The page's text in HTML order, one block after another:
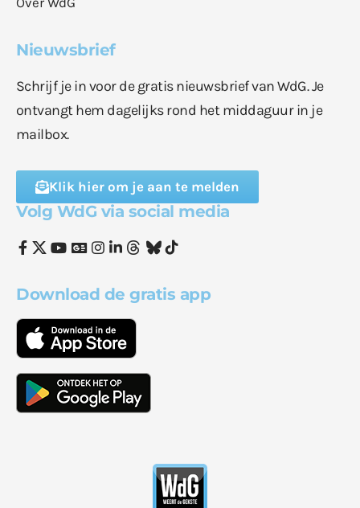
Nieuwsbrief
Schrijf je in voor de gratis nieuwsbrief van WdG. Je
ontvangt hem dagelijks rond het middaguur in je
mailbox.
Klik hier om je aan te melden
Volg WdG via social media
Download de gratis app